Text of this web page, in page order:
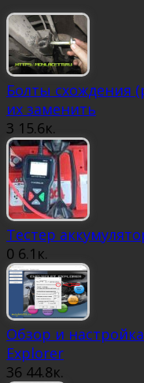
Болты схождения
их заменить
3 15.6к.
Тестер
0 6.1к.
Обзор и
Explorer
36 44.8к.